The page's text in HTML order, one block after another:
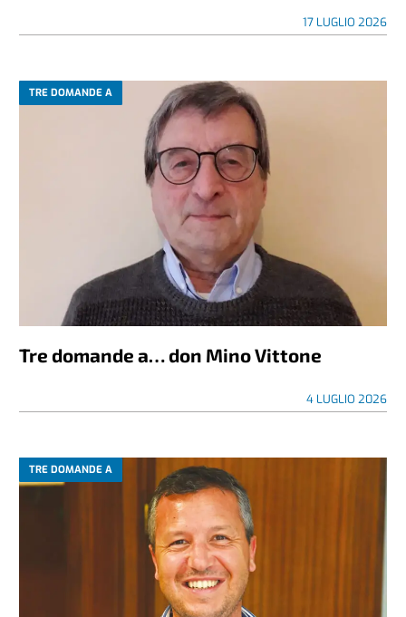
17 LUGLIO 2026
TRE DOMANDE A
Tre domande a… don Mino Vittone
4 LUGLIO 2026
TRE DOMANDE A